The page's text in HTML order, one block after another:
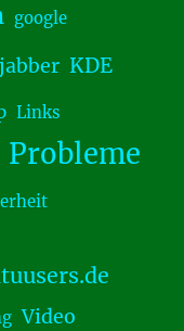
google
jabber KDE
Links
Probleme
Video